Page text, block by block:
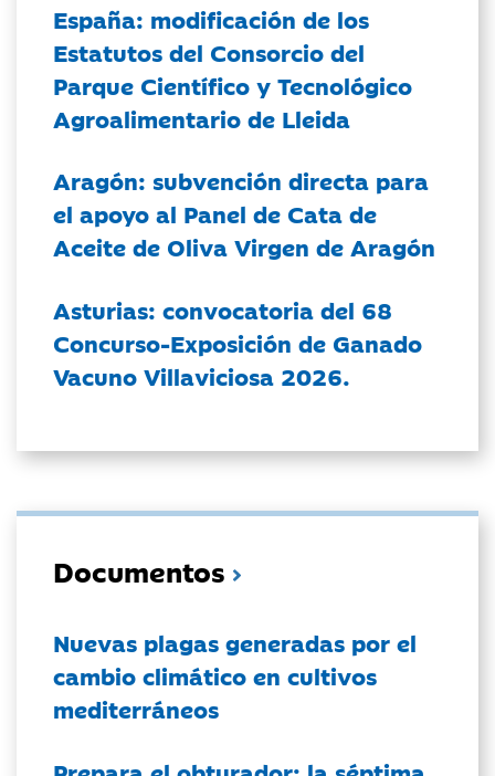
España: modificación de los
Estatutos del Consorcio del
Parque Científico y Tecnológico
Agroalimentario de Lleida
Aragón: subvención directa para
el apoyo al Panel de Cata de
Aceite de Oliva Virgen de Aragón
Asturias: convocatoria del 68
Concurso-Exposición de Ganado
Vacuno Villaviciosa 2026.
Documentos
Nuevas plagas generadas por el
cambio climático en cultivos
mediterráneos